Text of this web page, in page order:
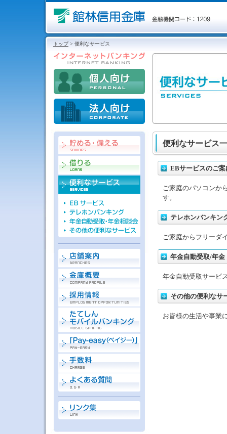
トップ> 便利なサービス
便利なサービス
EBサービスのご案
ご家庭のパソコンか
す。
テレホンバンキン
ご家庭からフリーダ
年金自動受取/年
年金自動受取サービ
その他の便利なサ
お皆様の生活や事業